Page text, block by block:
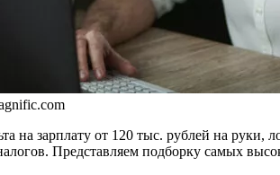
на зарплату от 120 тыс. рублей на руки,
Представляем подборку самых